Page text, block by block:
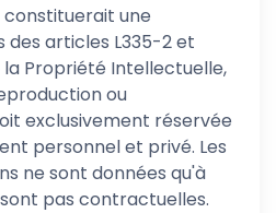
une
articles L335-2 et
la Propriété Intellectuelle,
ou
exclusivement réservée
personnel et privé. Les
ne sont données qu'à
pas contractuelles.